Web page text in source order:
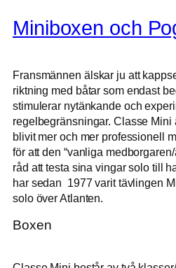
Miniboxen och
Fransmännen älskar ju att
riktning med båtar som endast
stimulerar nytänkande och
regelbegränsningar. Classe
blivit mer och mer professionell
för att den “vanliga
råd att testa sina vingar solo till
har sedan 1977 varit tävlingen
solo över Atlanten.
Boxen